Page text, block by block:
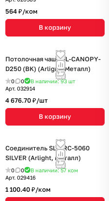
564 ₽/ком
В корзину
Потолочная чаша SL-CANOPY-
D250 (BK) (Arlight, Металл)
0 0 В наличии: 93 шт
Арт. 032914
4 676.70 ₽/шт
В корзину
Соединитель SL-ARC-5060
SILVER (Arlight, Металл)
0 0 В наличии: 57 ком
Арт. 029416
1 100.40 ₽/ком